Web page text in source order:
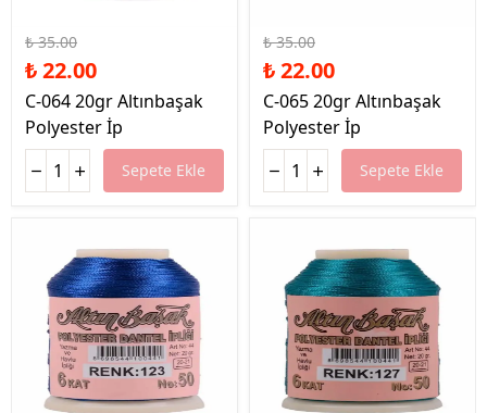
₺ 35.00
₺ 22.00
C-064 20gr Altınbaşak
Polyester İp
Sepete Ekle
₺ 35.00
₺ 22.00
C-065 20gr Altınbaşak
Polyester İp
Sepete Ekle